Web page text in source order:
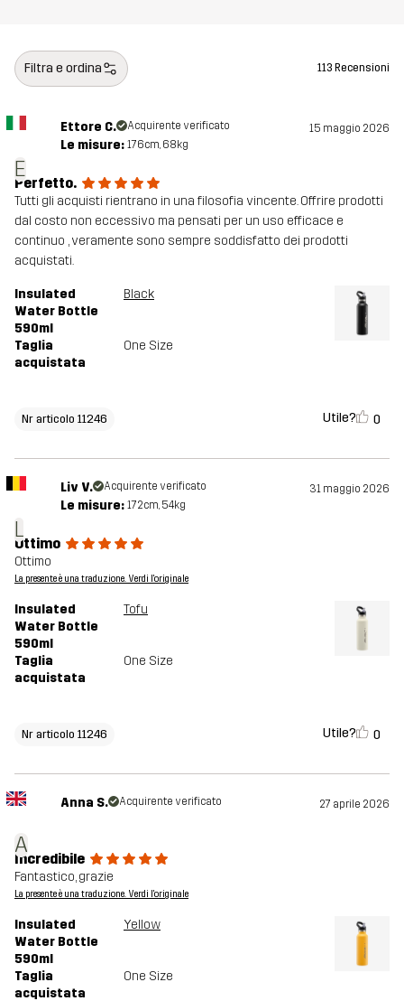
Filtra e ordina 113 Recensioni
E
Ettore C. Acquirente verificato 15 maggio 2026
Le misure: 176cm, 68kg
Perfetto.
Tutti gli acquisti rientrano in una filosofia vincente. Offrire prodotti
dal costo non eccessivo ma pensati per un uso efficace e
continuo , veramente sono sempre soddisfatto dei prodotti
acquistati.
Insulated
Water Bottle
590ml
Black
Taglia
acquistata
One Size
Nr articolo 11246 Utile? 0
L
Liv V. Acquirente verificato 31 maggio 2026
Le misure: 172cm, 54kg
Ottimo
Ottimo
La presente è una traduzione. Verdi l'originale
Insulated
Water Bottle
590ml
Tofu
Taglia
acquistata
One Size
Nr articolo 11246 Utile? 0
A
Anna S. Acquirente verificato 27 aprile 2026
Incredibile
Fantastico, grazie
La presente è una traduzione. Verdi l'originale
Insulated
Water Bottle
590ml
Yellow
Taglia
acquistata
One Size